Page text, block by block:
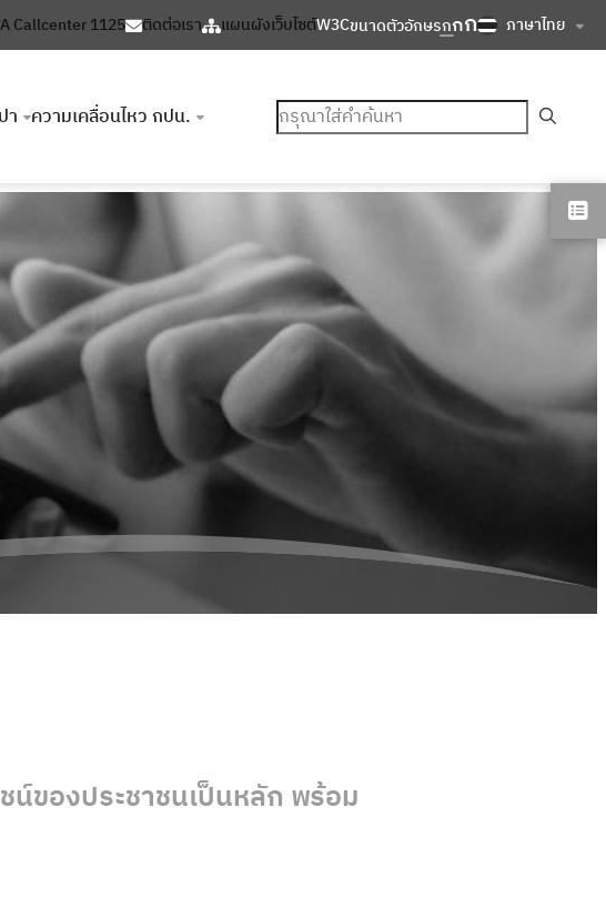
Callcenter 1125 ติดต่อเรา แผนผังเว็บไซต์W3Cขนาดตัวอักษรกกก ภาษาไทย
า ความเคลื่อนไหว กปน. ค้นหา
น์ของประชาชนเป็นหลัก พร้อม